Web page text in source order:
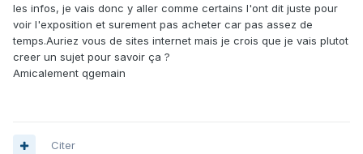
les infos, je vais donc y aller comme certains l'ont dit juste pour
voir l'exposition et surement pas acheter car pas assez de
temps.Auriez vous de sites internet mais je crois que je vais plutot
creer un sujet pour savoir ça ?
Amicalement qgemain
Citer